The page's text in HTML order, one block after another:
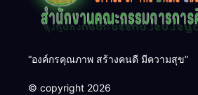
“องค์กรคุณภาพ สร้างคนดี มีความสุข”
© copyright 2026